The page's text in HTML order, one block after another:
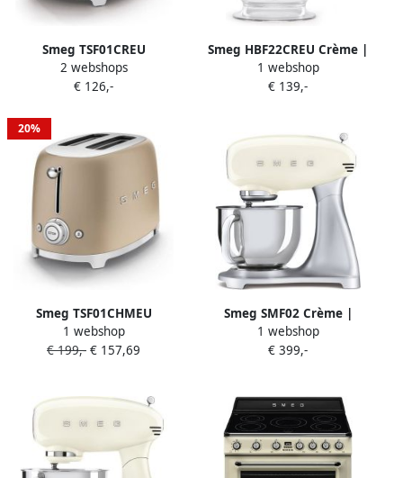
Smeg TSF01CREU
Broodrooster 2 Sleuven
950W 6 Bruiningsstanden
Opwarmfunctie '50s style
Crème
2 webshops
€ 126,-
Smeg HBF22CREU Crème |
Mixers | Keuken&Koken
Keukenapparaten |
1 webshop
€ 139,-
20%
Smeg TSF01CHMEU
Broodrooster 2 Sleuven
950W 6 Bruiningsstanden
Mat Champagne
1 webshop
€ 199,- € 157,69
Smeg SMF02 Crème |
Keukenrobots |
8017709269135
1 webshop
€ 399,-